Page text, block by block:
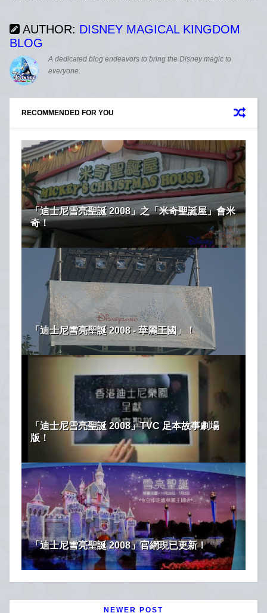
AUTHOR: DISNEY MAGICAL KINGDOM
BLOG
A dedicated blog endeavors to bring the Disney magic to
everyone.
RECOMMENDED FOR YOU
「迪士尼雪亮聖誕 2008」之「米奇聖誕屋」會米
奇！
「迪士尼雪亮聖誕 2008 - 華麗王國」！
「迪士尼雪亮聖誕 2008」TVC 足本故事劇場
版！
「迪士尼雪亮聖誕 2008」官網現已更新！
NEWER POST